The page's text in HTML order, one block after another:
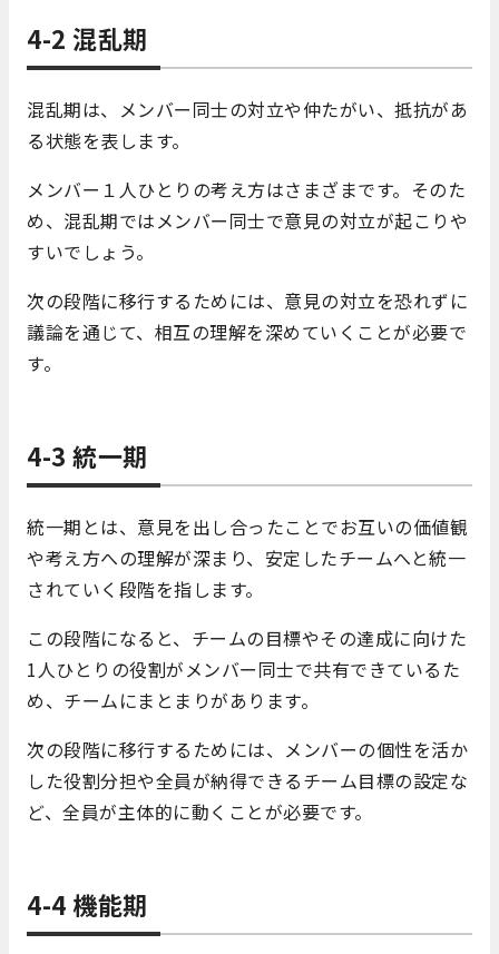
4-2 混乱期
混乱期は、メンバー同士の対立や仲たがい、抵抗があ
る状態を表します。
メンバー１人ひとりの考え方はさまざまです。そのた
め、混乱期ではメンバー同士で意見の対立が起こりや
すいでしょう。
次の段階に移行するためには、意見の対立を恐れずに
議論を通じて、相互の理解を深めていくことが必要で
す。
4-3 統一期
統一期とは、意見を出し合ったことでお互いの価値観
や考え方への理解が深まり、安定したチームへと統一
されていく段階を指します。
この段階になると、チームの目標やその達成に向けた
1人ひとりの役割がメンバー同士で共有できているた
め、チームにまとまりがあります。
次の段階に移行するためには、メンバーの個性を活か
した役割分担や全員が納得できるチーム目標の設定な
ど、全員が主体的に動くことが必要です。
4-4 機能期